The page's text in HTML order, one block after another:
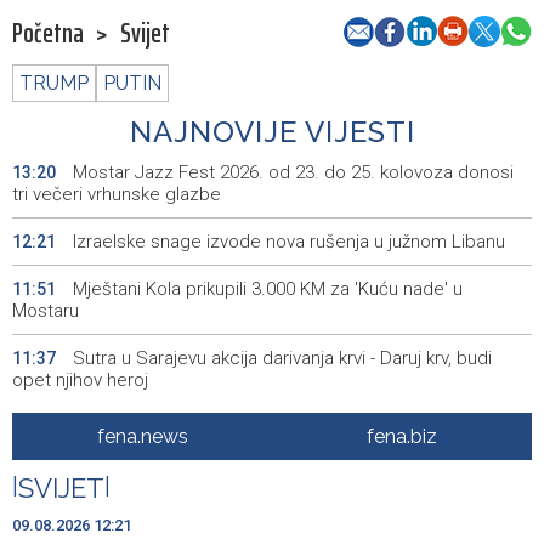
Početna > Svijet
TRUMP PUTIN
NAJNOVIJE VIJESTI
13:20
Mostar Jazz Fest 2026. od 23. do 25. kolovoza donosi
tri večeri vrhunske glazbe
12:21 Izraelske snage izvode nova rušenja u južnom Libanu
11:51
Mještani Kola prikupili 3.000 KM za 'Kuću nade' u
Mostaru
11:37
Sutra u Sarajevu akcija darivanja krvi - Daruj krv, budi
opet njihov heroj
BiH među zapaženijim učesnicima CIGRE u Parizu - AI i
energetska tranzicija u fokusu
10:28
Pezer već sutra nastupa u kvalifikacijama, vjeruje da će i
navečer biti u finalu EP-a u Birminghamu
fena.news fena.biz
SVIJET
09.08.2026 12:21